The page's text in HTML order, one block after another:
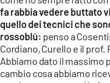
fa rabbia vedere buttato
quello dei tecnici che
rossoblù: penso a
Cordiano, Curello e il prof.
Abbiamo dato il massimo
cambio cosa abbiamo